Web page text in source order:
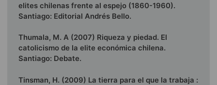
elites chilenas frente al espejo (1860-1960).
Santiago: Editorial Andrés Bello.
Thumala, M. A (2007) Riqueza y piedad. El
catolicismo de la elite económica chilena.
Santiago: Debate.
Tinsman, H. (2009) La tierra para el que la trabaja :